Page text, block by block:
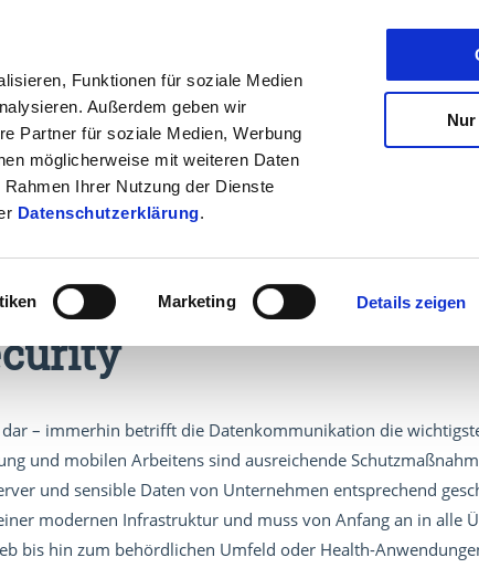
Funktionen für soziale Medien
Außerdem geben wir
Partner für soziale Medien, Werbung
möglicherweise mit weiteren Daten
Ihrer Nutzung der Dienste
Datenschutzerklärung.
Marketing Details zeigen
ÜBER UNS KONTAKT
Cybercrime Public Sector
– immerhin betrifft die Datenkommunikation die
und mobilen Arbeitens sind ausreichende
und sensible Daten von Unternehmen entsprechend
modernen Infrastruktur und muss von Anfang an in alle
bis hin zum behördlichen Umfeld oder Health-